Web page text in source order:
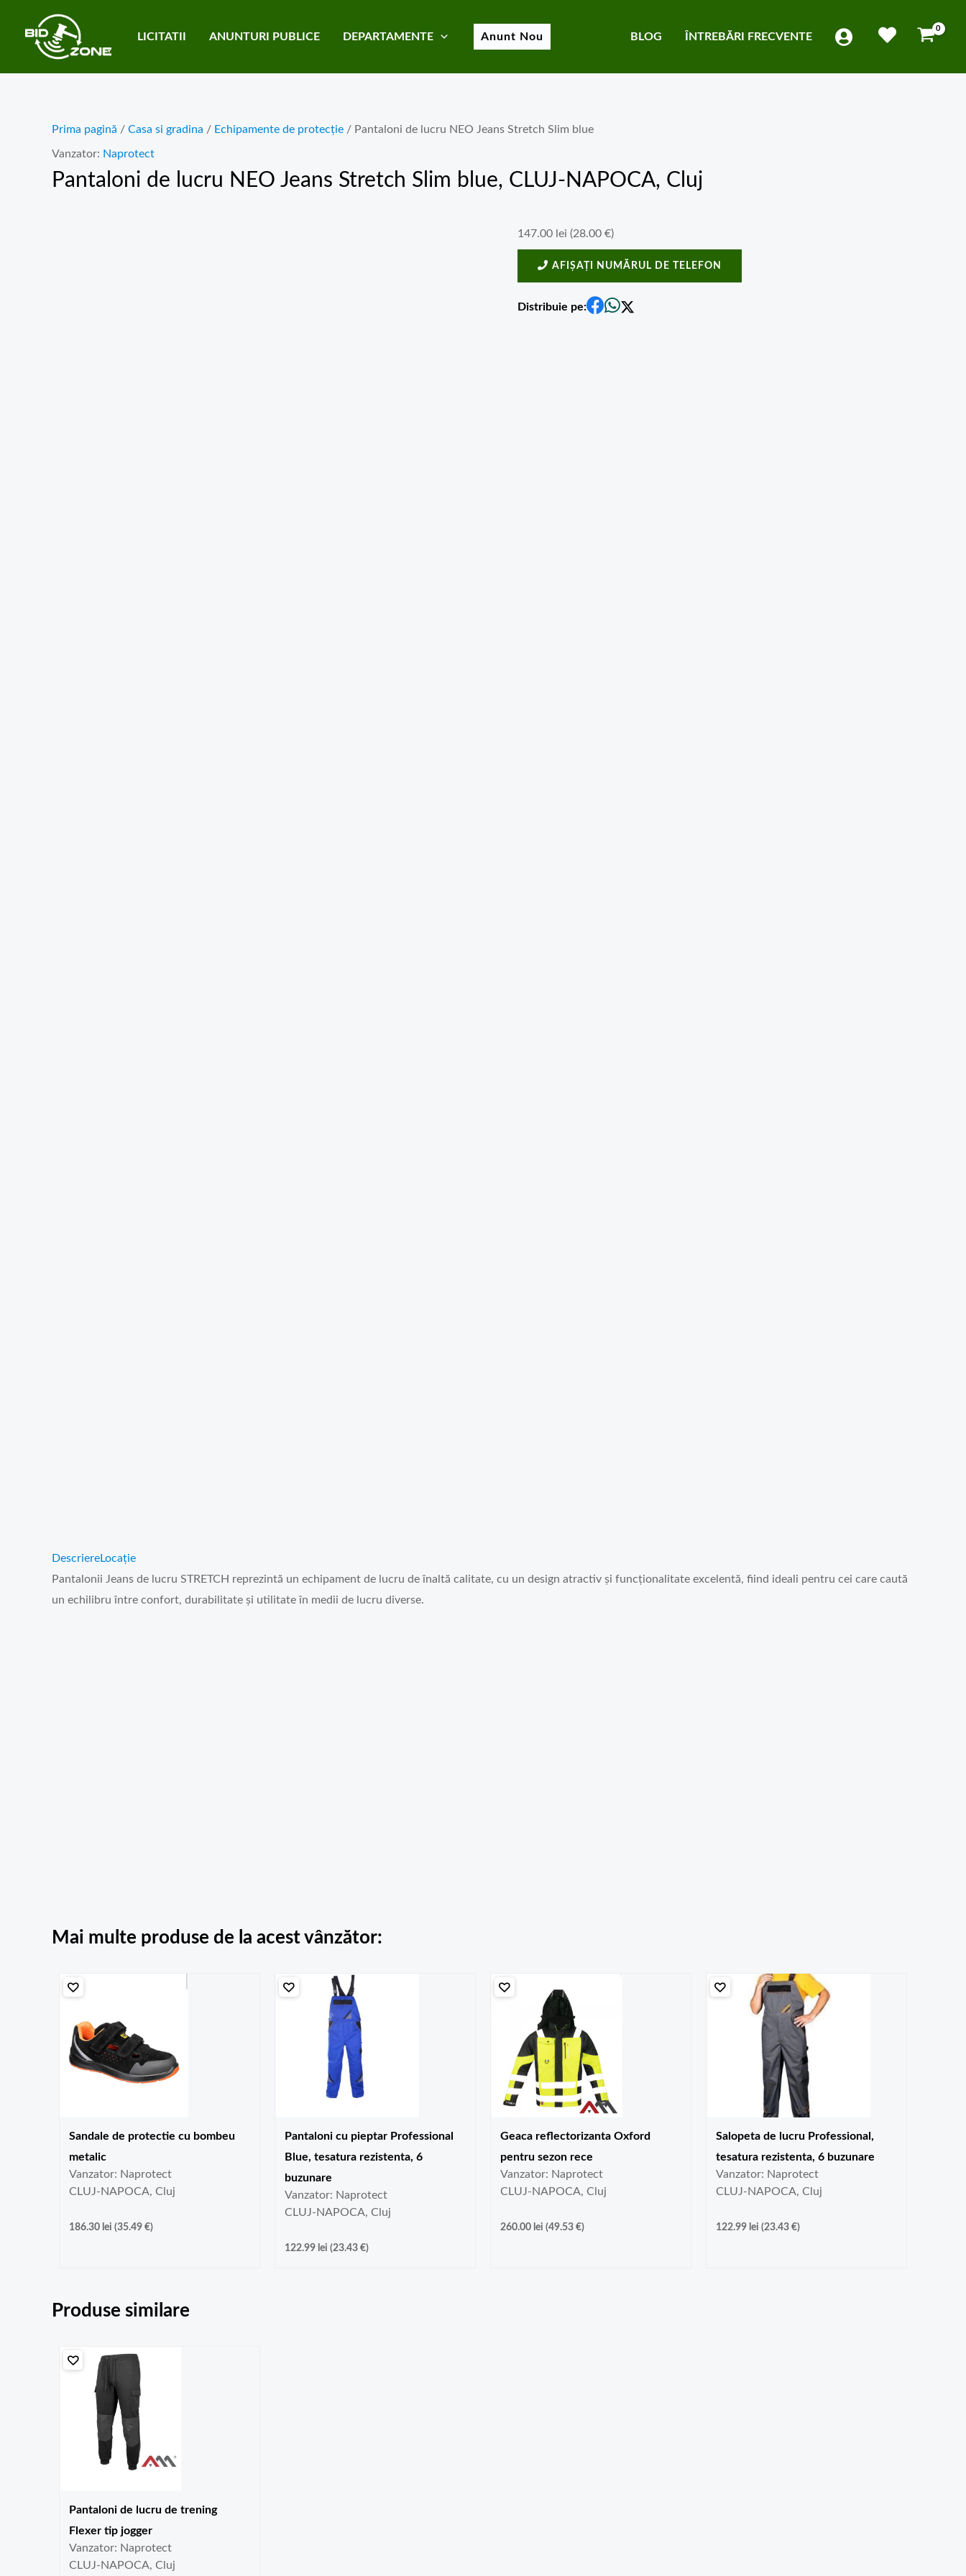
content
LICITATII ANUNTURI PUBLICE DEPARTAMENTE Anunt Nou BLOG ÎNTREBĂRI FRECVENTE
Prima pagină / Casa si gradina / Echipamente de protecție / Pantaloni de lucru NEO Jeans Stretch Slim blue
Vanzator: Naprotect
Pantaloni de lucru NEO Jeans Stretch Slim blue, CLUJ-NAPOCA, Cluj
147.00 lei (28.00 €)
AFIȘAȚI NUMĂRUL DE TELEFON
Distribuie pe:
DescriereLocație
Pantalonii Jeans de lucru STRETCH reprezintă un echipament de lucru de înaltă calitate, cu un design atractiv și funcționalitate excelentă, fiind ideali pentru cei care caută
un echilibru între confort, durabilitate și utilitate în medii de lucru diverse.
Mai multe produse de la acest vânzător:
Sandale de protectie cu bombeu
metalic
Vanzator: Naprotect
CLUJ-NAPOCA, Cluj
186.30 lei (35.49 €)
Pantaloni cu pieptar Professional
Blue, tesatura rezistenta, 6
buzunare
Vanzator: Naprotect
CLUJ-NAPOCA, Cluj
122.99 lei (23.43 €)
Geaca reflectorizanta Oxford
pentru sezon rece
Vanzator: Naprotect
CLUJ-NAPOCA, Cluj
260.00 lei (49.53 €)
Salopeta de lucru Professional,
tesatura rezistenta, 6 buzunare
Vanzator: Naprotect
CLUJ-NAPOCA, Cluj
122.99 lei (23.43 €)
Produse similare
Pantaloni de lucru de trening
Flexer tip jogger
Vanzator: Naprotect
CLUJ-NAPOCA, Cluj